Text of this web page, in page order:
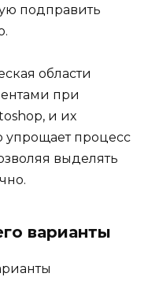
подправить
области
при
и их
упрощает процесс
выделять
варианты